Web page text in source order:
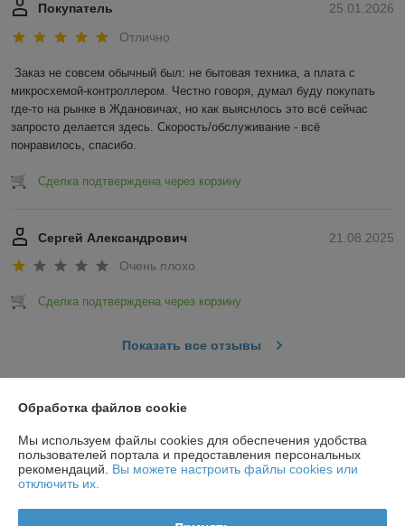
25.01.2026
Покупатель
Отлично
Заказ не совсем обычный был: не бытовая техника, а плата с
микросхемой-контроллером. Честно говоря, думал буду покупать
где-то на рынке в Ждановичах, но как выяснлось это всё сейчас
запросто делается здесь. Скорость/обслуживание - всё
понравилось, спасибо.
Сделка подтверждена через корзину
21.08.2025
Сергей Александрович
Очень плохо
Сделка подтверждена через корзину
Показать все отзывы
О нас
Контакты
Доставка и оплата
Обработка файлов cookie
Мы используем файлы cookies для обеспечения удобства
пользователей портала и предоставления персональных
рекомендаций. Вы можете настроить файлы cookies или
отключить их.